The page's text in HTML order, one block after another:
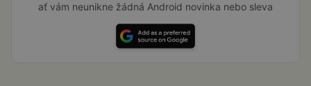
ať vám neunikne žádná Android novinka nebo sleva